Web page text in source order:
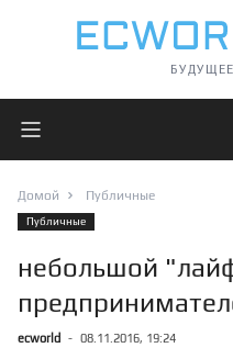
Открыть главное меню
Домой Публичные
Публичные
небольшой
ecworld - 08.11.2016, 19:24